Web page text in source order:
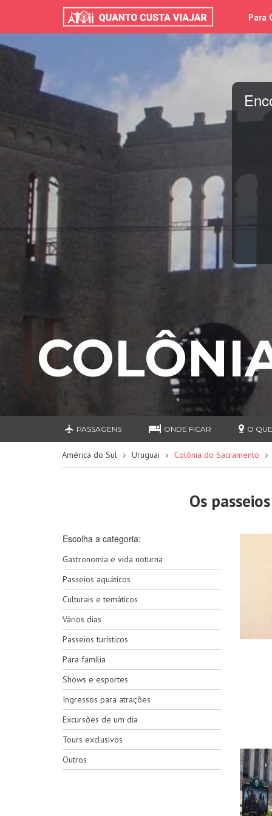
Para
PASSAGENS ONDE FICAR O
América do Sul Uruguai Colônia do Sacramento
Os
Escolha a categoria:
Gastronomia e vida noturna
Passeios aquáticos
Culturais e temáticos
Vários dias
Passeios turísticos
Para família
Shows e esportes
Ingressos para atrações
Excursões de um dia
Tours exclusivos
Outros